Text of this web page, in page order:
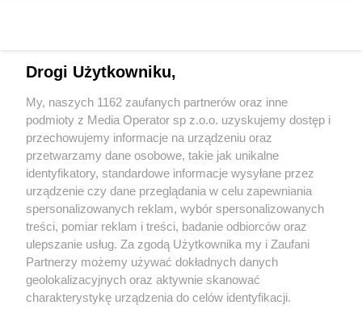
Wydawca mediówlokalnych
Nie zapomnij
zapoznać się z:
polityką prywatności
Twojemiasto
Piekary Śląskie
Chorzów
Tarnowskie Góry
Skontaktuj się z nami
Kontakt
Redakcja
Newsletter
Drogi Użytkowniku,
My, naszych 1162 zaufanych partnerów oraz inne
podmioty z Media Operator sp z.o.o. uzyskujemy dostęp i
przechowujemy informacje na urządzeniu oraz
przetwarzamy dane osobowe, takie jak unikalne
identyfikatory, standardowe informacje wysyłane przez
urządzenie czy dane przeglądania w celu zapewniania
spersonalizowanych reklam, wybór spersonalizowanych
treści, pomiar reklam i treści, badanie odbiorców oraz
ulepszanie usług. Za zgodą Użytkownika my i Zaufani
Partnerzy możemy używać dokładnych danych
geolokalizacyjnych oraz aktywnie skanować
charakterystykę urządzenia do celów identyfikacji.